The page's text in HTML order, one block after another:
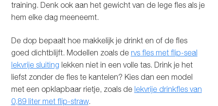
training. Denk ook aan het gewicht van de lege fles als je
hem elke dag meeneemt.
De dop bepaalt hoe makkelijk je drinkt en of de fles
goed dichtblijft. Modellen zoals de rvs fles met flip-seal
lekvrije sluiting lekken niet in een volle tas. Drink je het
liefst zonder de fles te kantelen? Kies dan een model
met een opklapbaar rietje, zoals de lekvrije drinkfles van
0,89 liter met flip-straw.